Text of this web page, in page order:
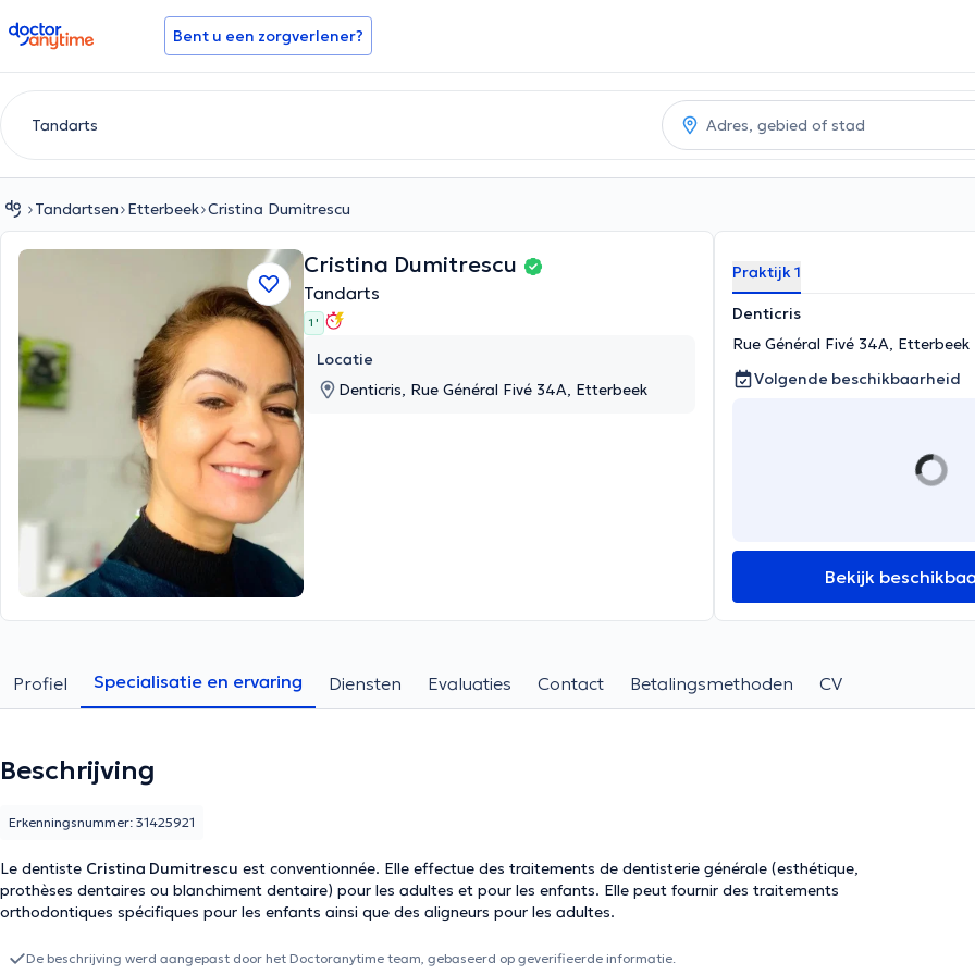
doctoranytime Bent u een zorgverlener?
Tandartsen Etterbeek Cristina Dumitrescu
Cristina Dumitrescu
Tandarts
1 '
Locatie
Denticris, Rue Général Fivé 34A, Etterbeek
Praktijk 1
Denticris
Rue Général Fivé 34A, Etterbeek
Volgende beschikbaarheid
Bekijk
Profiel Specialisatie en ervaring Diensten Evaluaties Contact Betalingsmethoden CV
Beschrijving
Le dentiste Cristina Dumitrescu est conventionnée. Elle effectue des traitements de dentisterie générale (esthétique,
prothèses dentaires ou blanchiment dentaire) pour les adultes et pour les enfants. Elle peut fournir des traitements
orthodontiques spécifiques pour les enfants ainsi que des aligneurs pour les adultes.
Erkenningsnummer: 31425921
De beschrijving werd aangepast door het Doctoranytime team, gebaseerd op geverifieerde informatie.